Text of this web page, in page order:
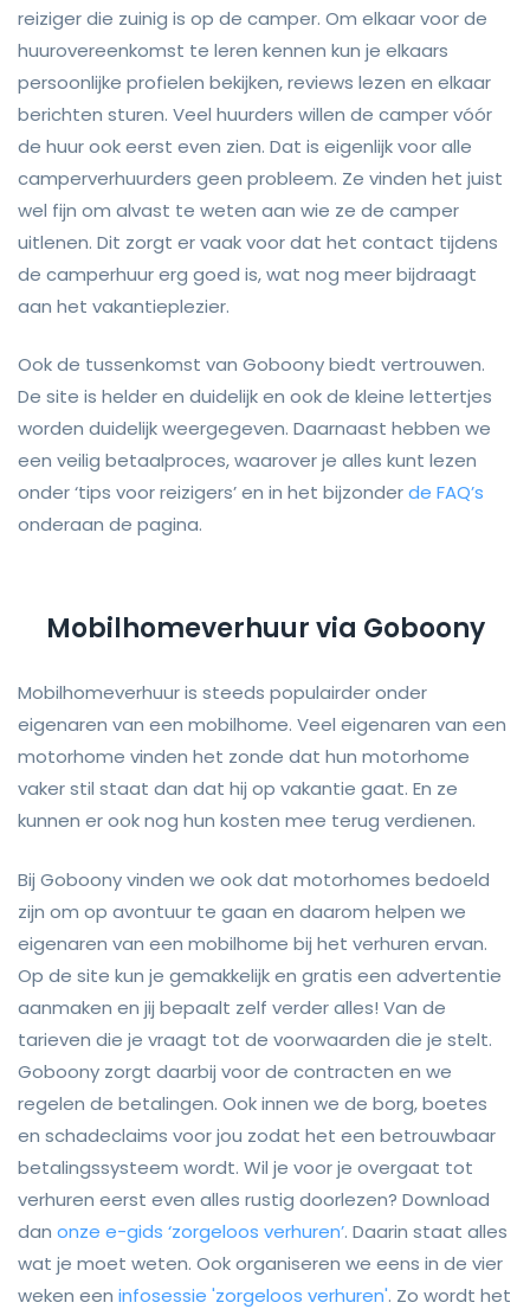
reiziger die zuinig is op de camper. Om elkaar voor de
huurovereenkomst te leren kennen kun je elkaars
persoonlijke profielen bekijken, reviews lezen en elkaar
berichten sturen. Veel huurders willen de camper vóór
de huur ook eerst even zien. Dat is eigenlijk voor alle
camperverhuurders geen probleem. Ze vinden het juist
wel fijn om alvast te weten aan wie ze de camper
uitlenen. Dit zorgt er vaak voor dat het contact tijdens
de camperhuur erg goed is, wat nog meer bijdraagt
aan het vakantieplezier.
Ook de tussenkomst van Goboony biedt vertrouwen.
De site is helder en duidelijk en ook de kleine lettertjes
worden duidelijk weergegeven. Daarnaast hebben we
een veilig betaalproces, waarover je alles kunt lezen
onder ‘tips voor reizigers’ en in het bijzonderde FAQ’s
onderaan de pagina.
Mobilhomeverhuur via Goboony
Mobilhomeverhuur is steeds populairder onder
eigenaren van een mobilhome. Veel eigenaren van een
motorhome vinden het zonde dat hun motorhome
vaker stil staat dan dat hij op vakantie gaat. En ze
kunnen er ook nog hun kosten mee terug verdienen.
Bij Goboony vinden we ook dat motorhomes bedoeld
zijn om op avontuur te gaan en daarom helpen we
eigenaren van een mobilhome bij het verhuren ervan.
Op de site kun je gemakkelijk en gratis een advertentie
aanmaken en jij bepaalt zelf verder alles! Van de
tarieven die je vraagt tot de voorwaarden die je stelt.
Goboony zorgt daarbij voor de contracten en we
regelen de betalingen. Ook innen we de borg, boetes
en schadeclaims voor jou zodat het een betrouwbaar
betalingssysteem wordt. Wil je voor je overgaat tot
verhuren eerst even alles rustig doorlezen? Download
dan onze e-gids ‘zorgeloos verhuren’. Daarin staat alles
wat je moet weten. Ook organiseren we eens in de vier
weken een infosessie 'zorgeloos verhuren'. Zo wordt het